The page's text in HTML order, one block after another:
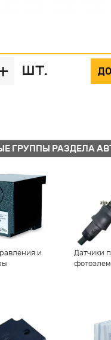
шт.
ГРУППЫ РАЗДЕЛА
и
Датчики